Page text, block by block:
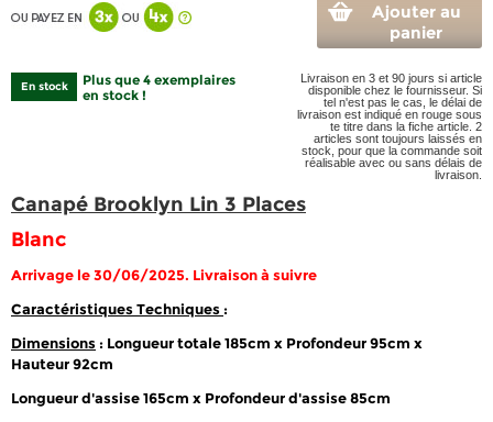
Ajouter au
panier
En stock
Plus que 4 exemplaires
en stock !
Livraison en 3 et 90 jours si article
disponible chez le fournisseur. Si
tel n'est pas le cas, le délai de
livraison est indiqué en rouge sous
te titre dans la fiche article. 2
articles sont toujours laissés en
stock, pour que la commande soit
réalisable avec ou sans délais de
livraison.
Canapé Brooklyn Lin 3 Places
Blanc
Arrivage le 30/06/2025. Livraison à suivre
Caractéristiques Techniques :
Dimensions : Longueur totale 185cm x Profondeur 95cm x
Hauteur 92cm
Longueur d'assise 165cm x Profondeur d'assise 85cm